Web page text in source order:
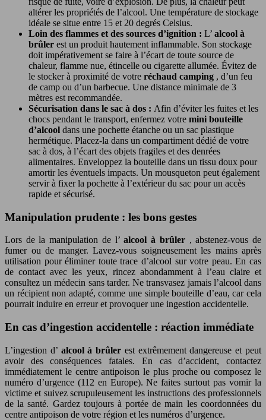
altérer les propriétés de l’alcool. Une température de stockage
idéale se situe entre 15 et 20 degrés Celsius.
Loin des flammes et des sources d’ignition : L’ alcool à
brûler est un produit hautement inflammable. Son stockage
doit impérativement se faire à l’écart de toute source de
chaleur, flamme nue, étincelle ou cigarette allumée. Évitez de
le stocker à proximité de votre réchaud camping , d’un feu
de camp ou d’un barbecue. Une distance minimale de 3
mètres est recommandée.
Sécurisation dans le sac à dos : Afin d’éviter les fuites et les
chocs pendant le transport, enfermez votre mini bouteille
d’alcool dans une pochette étanche ou un sac plastique
hermétique. Placez-la dans un compartiment dédié de votre
sac à dos, à l’écart des objets fragiles et des denrées
alimentaires. Enveloppez la bouteille dans un tissu doux pour
amortir les éventuels impacts. Un mousqueton peut également
servir à fixer la pochette à l’extérieur du sac pour un accès
rapide et sécurisé.
Manipulation prudente : les bons gestes
Lors de la manipulation de l’alcool à brûler , abstenez-vous de
fumer ou de manger. Lavez-vous soigneusement les mains après
utilisation pour éliminer toute trace d’alcool sur votre peau. En cas
de contact avec les yeux, rincez abondamment à l’eau claire et
consultez un médecin sans tarder. Ne transvasez jamais l’alcool dans
un récipient non adapté, comme une simple bouteille d’eau, car cela
pourrait induire en erreur et provoquer une ingestion accidentelle.
En cas d’ingestion accidentelle : réaction immédiate
L’ingestion d’ alcool à brûler est extrêmement dangereuse et peut
avoir des conséquences fatales. En cas d’accident, contactez
immédiatement le centre antipoison le plus proche ou composez le
numéro d’urgence (112 en Europe). Ne faites surtout pas vomir la
victime et suivez scrupuleusement les instructions des professionnels
de la santé. Gardez toujours à portée de main les coordonnées du
centre antipoison de votre région et les numéros d’urgence.